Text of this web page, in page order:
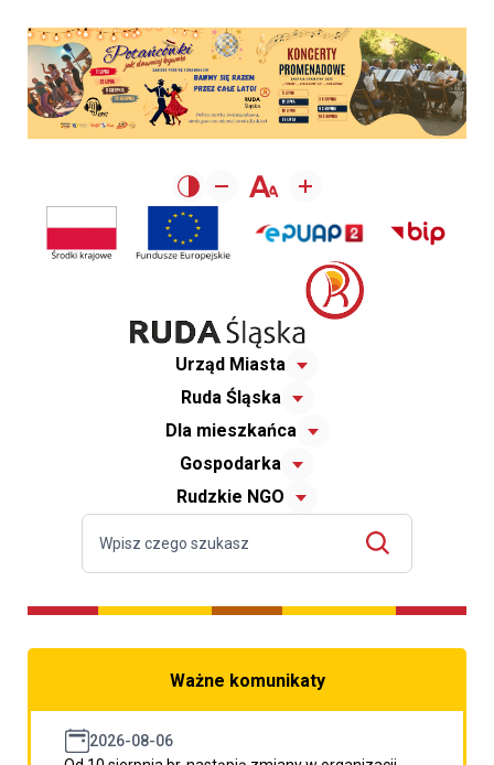
Urząd Miasta
Ruda Śląska
Dla mieszkańca
Gospodarka
Rudzkie NGO
Ważne komunikaty
2026-08-06